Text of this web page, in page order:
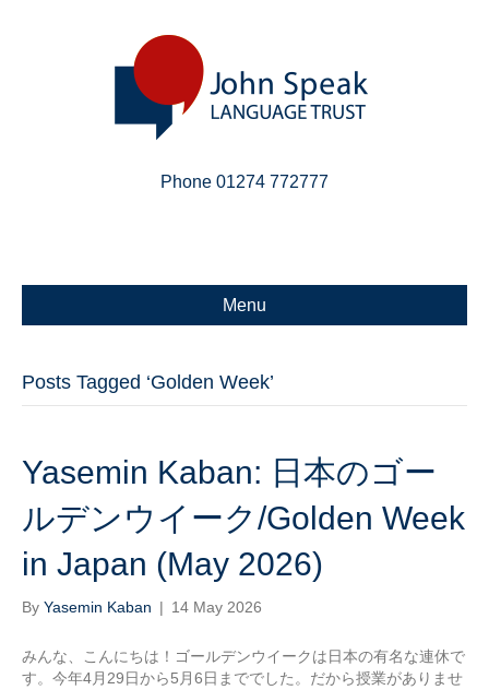
Phone 01274 772777
Menu
Posts Tagged ‘Golden Week’
Yasemin Kaban: 日本のゴー
ルデンウイーク/Golden Week
in Japan (May 2026)
By Yasemin Kaban | 14 May 2026
みんな、こんにちは！ゴールデンウイークは日本の有名な連休で
す。今年4月29日から5月6日まででした。だから授業がありませ